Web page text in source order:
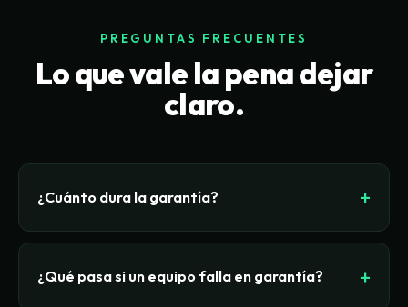
PREGUNTAS FRECUENTES
Lo que vale la pena dejar
claro.
¿Cuánto dura la garantía?
De 6 meses, ampliable hasta 36 meses según el
programa y el equipo. Cubre fallas de hardware
no causadas por mal uso (golpes, líquidos,
¿Qué pasa si un equipo falla en garantía?